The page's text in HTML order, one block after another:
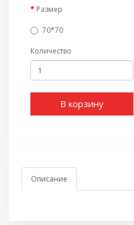
Размер
70*70
Количество
В корзину
Описание